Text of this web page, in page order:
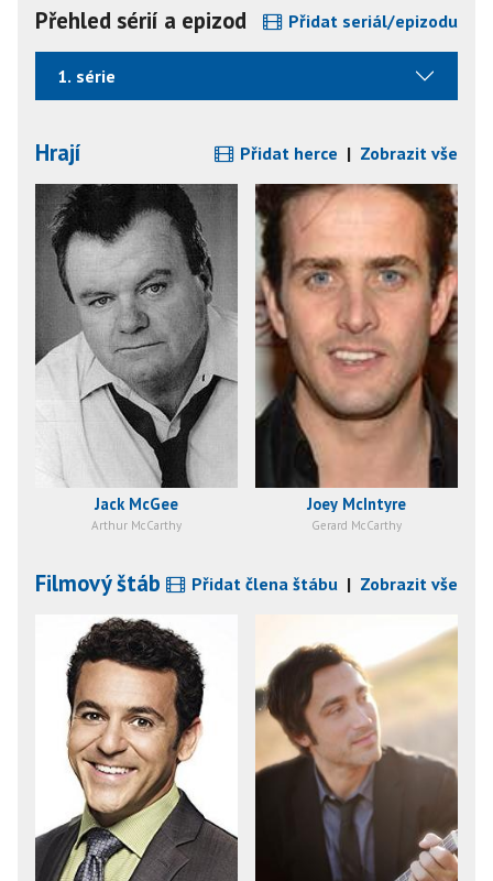
Přehled sérií a epizod Přidat seriál/epizodu
1. série
Hrají Přidat herce | Zobrazit vše
Jack McGee
Arthur McCarthy
Joey McIntyre
Gerard McCarthy
Filmový štáb Přidat člena štábu | Zobrazit vše